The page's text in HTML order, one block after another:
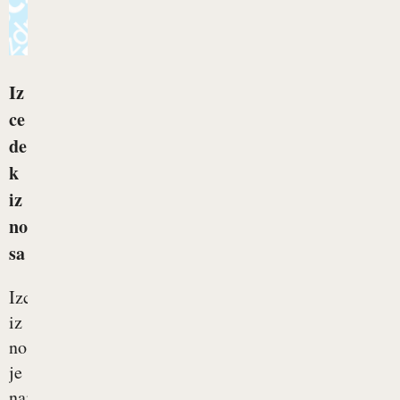
Iz
ce
de
k
iz
no
sa
Izcedek
iz
nosa
je